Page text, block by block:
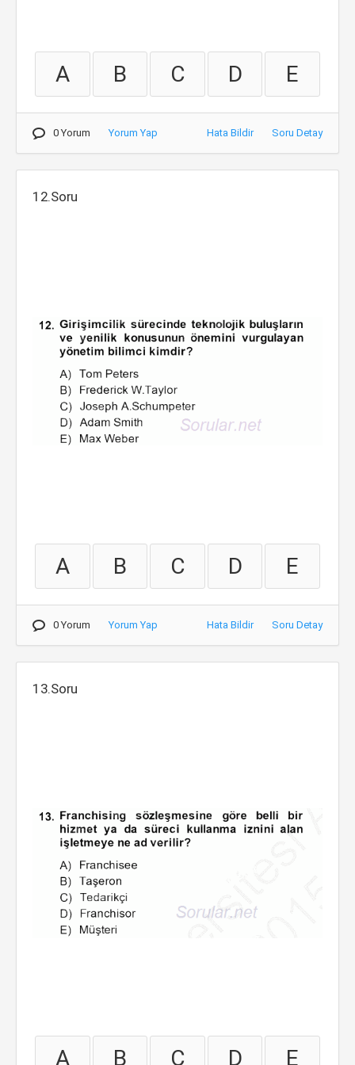
A B C D E
0 Yorum Yorum Yap Hata Bildir Soru Detay
12.Soru
A B C D E
0 Yorum Yorum Yap Hata Bildir Soru Detay
13.Soru
A B C D E